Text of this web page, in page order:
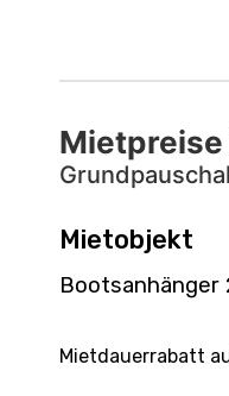
Mietpreise
Mietobjekt
Bootsanhänger
Mietdauerrabatt